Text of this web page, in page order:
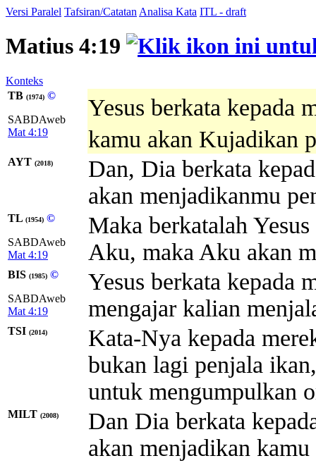
Versi Paralel Tafsiran/Catatan Analisa Kata ITL - draft
Matius 4:19
Konteks
TB (1974) ©
SABDAweb
Mat 4:19
Yesus berkata kepada
kamu akan Kujadikan
AYT (2018)
Dan, Dia berkata
akan menjadikanmu
TL (1954) ©
SABDAweb
Mat 4:19
Maka berkatalah
Aku, maka Aku akan
BIS (1985) ©
SABDAweb
Mat 4:19
Yesus berkata kepada
mengajar kalian
TSI (2014)
Kata-Nya kepada
bukan lagi penjala
untuk mengumpulkan
MILT (2008)
Dan Dia berkata
akan menjadikan